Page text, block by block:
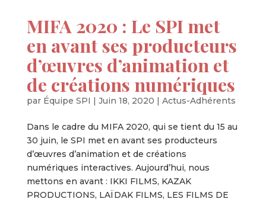
MIFA 2020 : Le SPI met
en avant ses producteurs
d’œuvres d’animation et
de créations numériques
par Équipe SPI | Juin 18, 2020 | Actus-Adhérents
Dans le cadre du MIFA 2020, qui se tient du 15 au
30 juin, le SPI met en avant ses producteurs
d’œuvres d’animation et de créations
numériques interactives. Aujourd’hui, nous
mettons en avant : IKKI FILMS, KAZAK
PRODUCTIONS, LAÏDAK FILMS, LES FILMS DE